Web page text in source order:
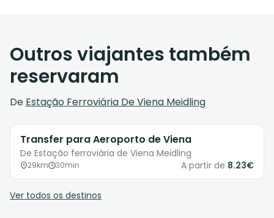
Outros viajantes também
reservaram
De Estação Ferroviária De Viena Meidling
Transfer para Aeroporto de Viena
De Estação ferroviária de Viena Meidling
29km 30min A partir de 8.23€
Ver todos os destinos